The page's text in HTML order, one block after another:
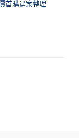
首購建案整理